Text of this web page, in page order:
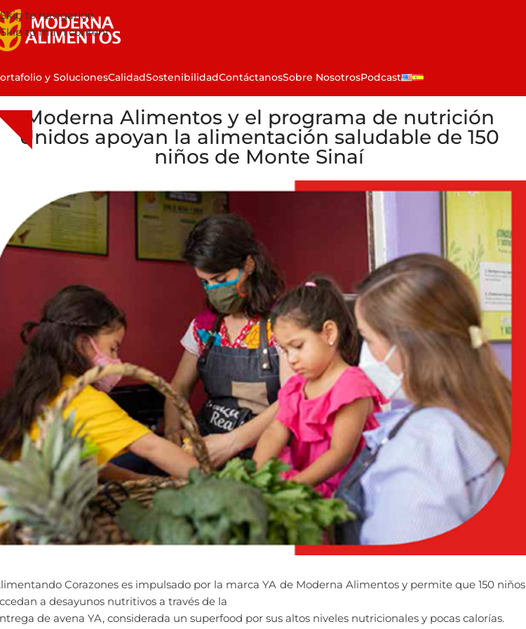
Skip to navigation
Skip to main content
y SolucionesCalidadSostenibilidadContáctanosSobre NosotrosPodcast
Moderna Alimentos y el programa de nutrición
Unidos apoyan la alimentación saludable de 150
niños de Monte Sinaí
Corazones es impulsado por la marca YA de Moderna Alimentos y permite que 150 niños
a desayunos nutritivos a través de la
de avena YA, considerada un superfood por sus altos niveles nutricionales y pocas calorías.